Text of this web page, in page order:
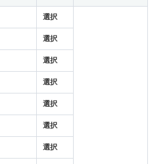
選択
選択
選択
選択
選択
選択
選択